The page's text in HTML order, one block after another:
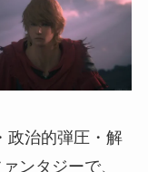
政治的弾圧・解
ンタジーで、